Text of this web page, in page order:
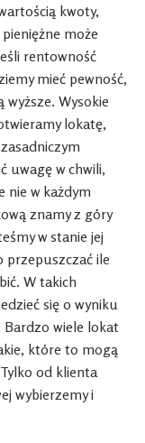
kwoty,
może
rentowność
mieć pewność,
Wysokie
lokatę,
uwagę w chwili,
nie w każdym
znamy z góry
w stanie jej
przepuszczać ile
W takich
się o wyniku
Bardzo wiele lokat
które to mogą
od klienta
wybierzemy i